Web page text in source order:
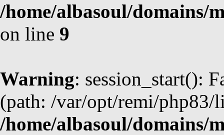
/home/albasoul/domains/
on line 9
Warning: session_start():
(path: /var/opt/remi/php83/
/home/albasoul/domains/